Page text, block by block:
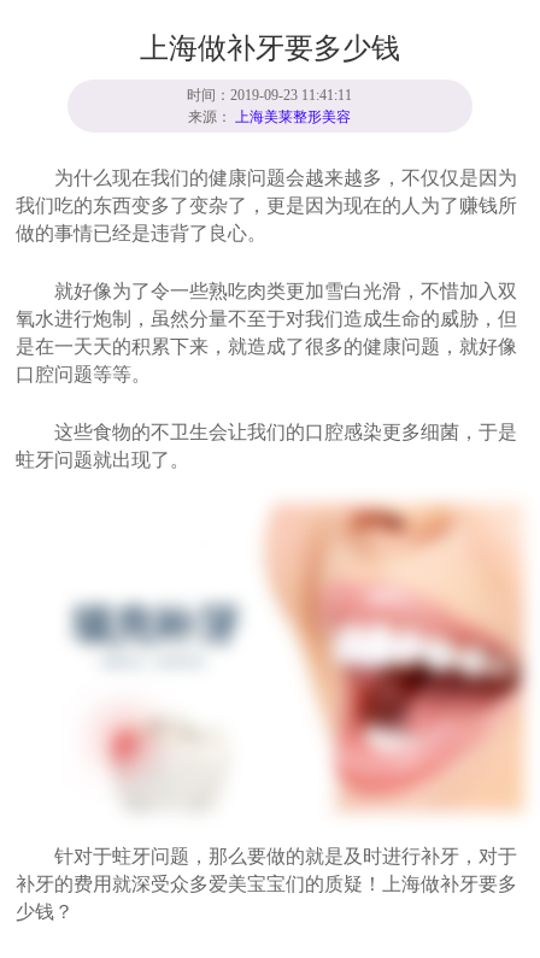
上海做补牙要多少钱
时间：2019-09-23 11:41:11
来源：上海美莱整形美容
为什么现在我们的健康问题会越来越多，不仅仅是因为
我们吃的东西变多了变杂了，更是因为现在的人为了赚钱所
做的事情已经是违背了良心。
就好像为了令一些熟吃肉类更加雪白光滑，不惜加入双
氧水进行炮制，虽然分量不至于对我们造成生命的威胁，但
是在一天天的积累下来，就造成了很多的健康问题，就好像
口腔问题等等。
这些食物的不卫生会让我们的口腔感染更多细菌，于是
蛀牙问题就出现了。
针对于蛀牙问题，那么要做的就是及时进行补牙，对于
补牙的费用就深受众多爱美宝宝们的质疑！上海做补牙要多
少钱？